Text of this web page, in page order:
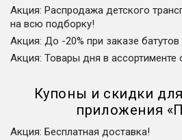
Акция: Распродажа детского
на всю подборку!
Акция: До -20% при заказе
Акция: Товары дня в ассортименте
Купоны и скидки
приложения «
Акция: Бесплатная доставка!